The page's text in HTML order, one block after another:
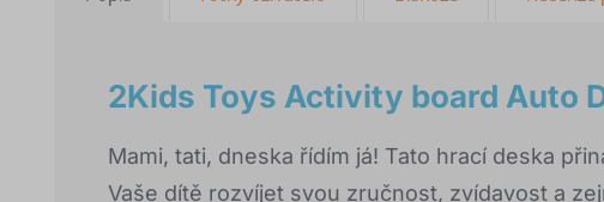
2Kids Toys Activity board Auto
Mami, tati, dneska řídím já! Tato hrací deska
Vaše dítě rozvíjet svou zručnost, zvídavost a